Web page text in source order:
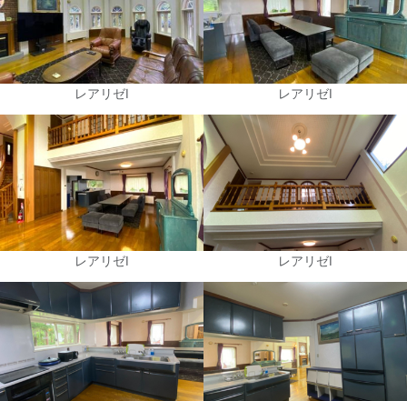
レアリゼⅠ レアリゼⅠ
レアリゼⅠ レアリゼⅠ